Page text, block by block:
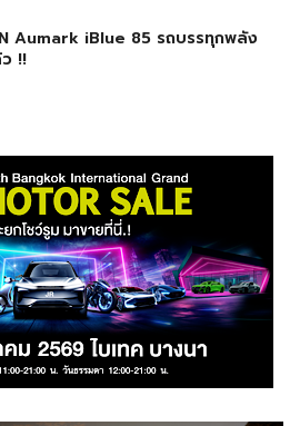
Aumark iBlue 85 รถบรรทุกพลัง
!!